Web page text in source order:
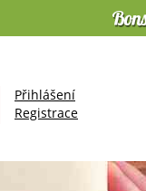
Přihlášení
Registrace